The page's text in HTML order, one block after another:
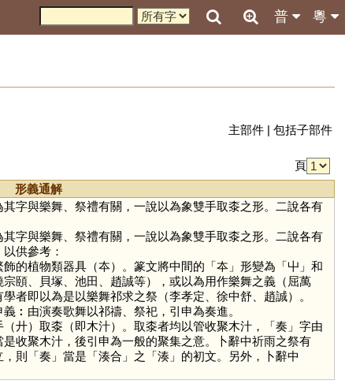
粵
普
主部件| 包括子部件
頁
形義通解
字與樂舞、祭禮有關，一說以為象雙手取桼之形。二說各有
字與樂舞、祭禮有關，一說以為象雙手取桼之形。二說各有
供參考：
的植物類器具（夲）。篆文將中間的「夲」形變為「屮 」和
宗頤、貝塚、池田、趙誠等），或以為用作樂舞之義（屈萬
者即以為是以樂舞祁求之祭（李孝定、徐中舒、趙誠）。
︰由演奏歌舞以祁禱、祭祀，引申為奏進。
廾）取桼（即木汁）。取桼者均以管收聚木汁，「奏 」字由
是收聚木汁，後引申為一般的聚集之意。卜辭中祈雨之祭有
，則「奏 」當是「湊合」之「湊」的初文。另外，卜辭中